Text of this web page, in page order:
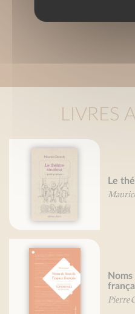
LIVRES
Le
Pierre